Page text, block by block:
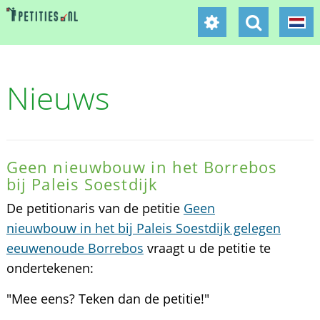
Nieuws
Geen nieuwbouw in het Borrebos
bij Paleis Soestdijk
De petitionaris van de petitie Geen
nieuwbouw in het bij Paleis Soestdijk gelegen
eeuwenoude Borrebos vraagt u de petitie te
ondertekenen:
"Mee eens? Teken dan de petitie!"